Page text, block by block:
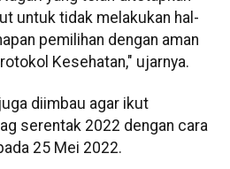
untuk tidak melakukan hal-
pemilihan dengan aman
Kesehatan," ujarnya.
diimbau agar ikut
serentak 2022 dengan cara
25 Mei 2022.